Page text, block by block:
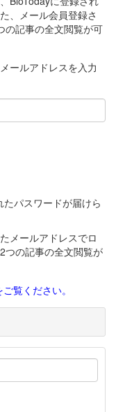
、メール会員登録さ
の記事の全文閲覧が可
ールアドレスを入力
パスワードが届けら
メールアドレスでロ
つの記事の全文閲覧が
覧ください。